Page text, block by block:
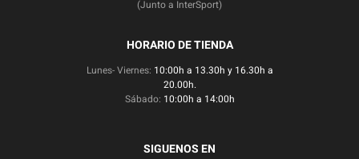
(Junto a InterSport)
HORARIO DE TIENDA
Lunes- Viernes: 10:00h a 13.30h y 16.30h a
20.00h.
Sábado: 10:00h a 14:00h
SIGUENOS EN